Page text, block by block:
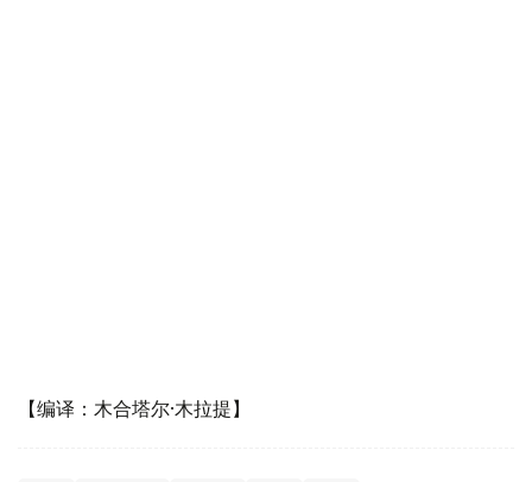
【编译：木合塔尔·木拉提】